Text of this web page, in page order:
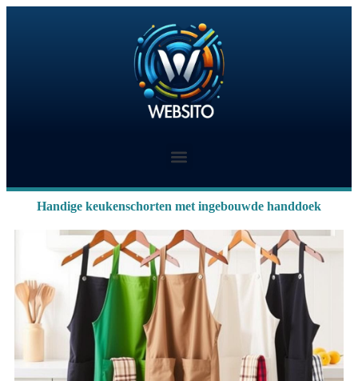
Handige keukenschorten met ingebouwde handdoek